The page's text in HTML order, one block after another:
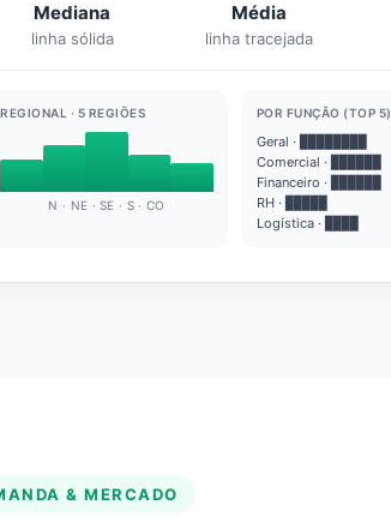
Mediana
linha sólida
Média
linha tracejada
REGIONAL · 5 REGIÕES
N · NE · SE · S · CO
POR FUNÇÃO (TOP 5)
Geral · ████████
Comercial · ██████
Financeiro · ██████
RH · █████
Logística · ████
& MERCADO